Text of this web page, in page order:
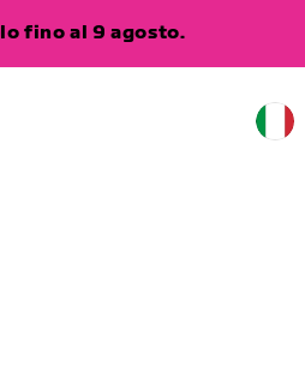
fino al 9 agosto.